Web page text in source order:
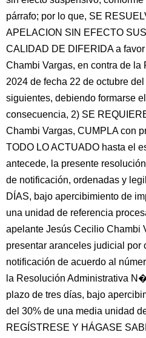
párrafo; por lo que, SE
APELACION SIN EFECTO
CALIDAD DE DIFERIDA a
Chambi Vargas, en contra de la
2024 de fecha 22 de octubre
siguientes, debiendo formarse
consecuencia, 2) SE
Chambi Vargas, CUMPLA con
TODO LO ACTUADO hasta el
antecede, la presente
de notificación, ordenadas y
DÍAS, bajo apercibimiento de
una unidad de referencia
apelante Jesús Cecilio Chambi
presentar aranceles judicial por
notificación de acuerdo al
la Resolución Administrativa
plazo de tres días, bajo
del 30% de una media unidad
REGÍSTRESE Y HÁGASE